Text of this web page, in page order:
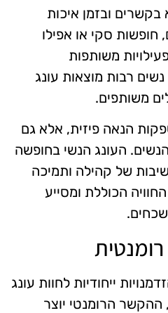
ובזמן איכות
חופשות סקי או אפילו
משותפות
רבות מוצאות עונג
משותפים.
הנאה פיזית, אלא גם
העונג הנשי בחופשה
של קהילה ותמיכה
הכוללת ומסייע
ייחודיות לחוות עונג
ההקשר הרומנטי יוצר